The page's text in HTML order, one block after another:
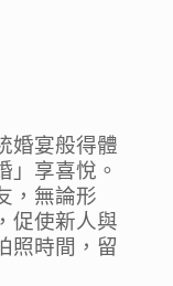
婚宴般得體
」享喜悅。
，無論形
促使新人與
照時間，留